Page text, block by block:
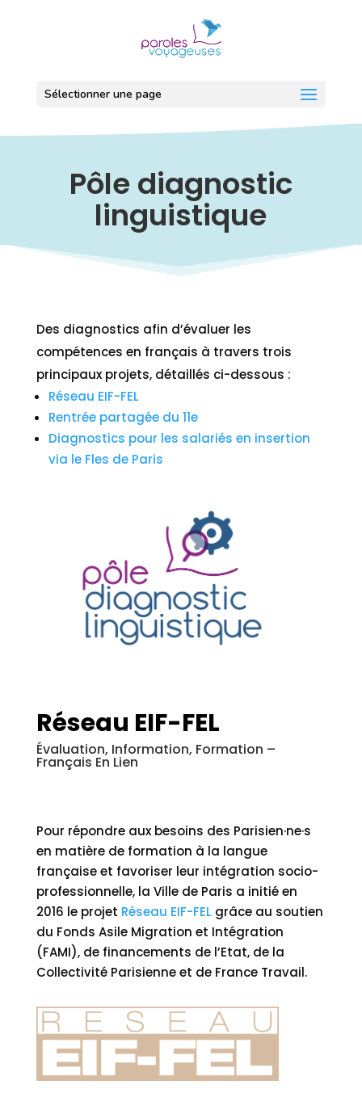
Sélectionner une page
Pôle diagnostic
linguistique
Des diagnostics afin d’évaluer les
compétences en français à travers trois
principaux projets, détaillés ci-dessous :
Réseau EIF-FEL
Rentrée partagée du 11e
Diagnostics pour les salariés en insertion
via le Fles de Paris
Réseau EIF-FEL
Évaluation, Information, Formation –
Français En Lien
Pour répondre aux besoins des Parisien·ne·s
en matière de formation à la langue
française et favoriser leur intégration socio-
professionnelle, la Ville de Paris a initié en
2016 le projet Réseau EIF-FELgrâce au soutien
du Fonds Asile Migration et Intégration
(FAMI), de financements de l’Etat, de la
Collectivité Parisienne et de France Travail.